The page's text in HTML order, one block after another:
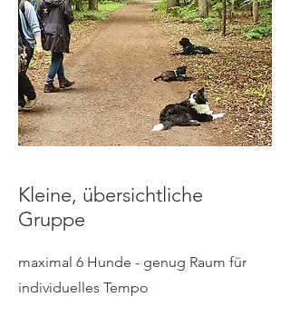
Kleine, übersichtliche
Gruppe
maximal 6 Hunde - genug Raum für
individuelles Tempo